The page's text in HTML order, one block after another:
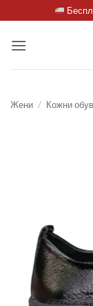
to
content
Жени / Кожни